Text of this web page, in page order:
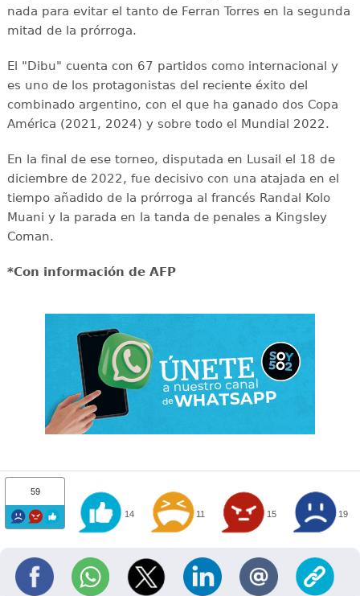
nada para evitar el tanto de Ferran Torres en la segunda
mitad de la prórroga.
El "Dibu" cuenta con 67 partidos como internacional y
es uno de los protagonistas del reciente éxito del
combinado argentino, con el que ha ganado dos Copa
América (2021, 2024) y sobre todo el Mundial 2022.
En la final de ese torneo, disputada en Lusail el 18 de
diciembre de 2022, fue decisivo con una atajada en el
tiempo añadido de la prórroga al francés Randal Kolo
Muani y la parada en la tanda de penales a Kingsley
Coman.
*Con información de AFP
59
14 11 15 19